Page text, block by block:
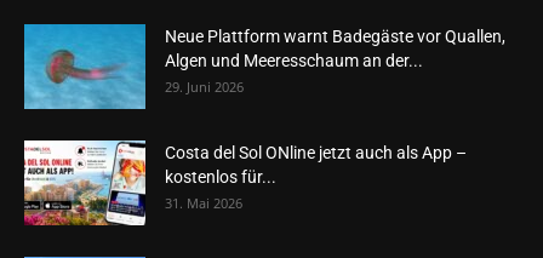
Neue Plattform warnt Badegäste vor Quallen,
Algen und Meeresschaum an der...
29. Juni 2026
Costa del Sol ONline jetzt auch als App –
kostenlos für...
31. Mai 2026